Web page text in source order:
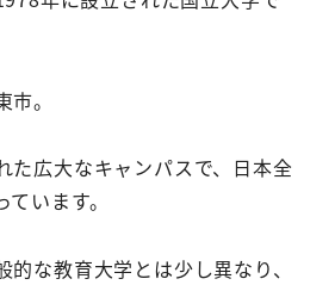
。
た広大なキャンパスで、日本全
います。
な教育大学とは少し異なり、